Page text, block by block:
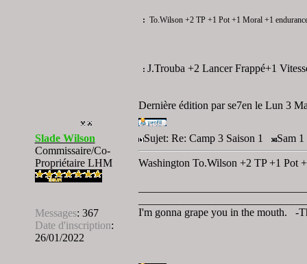
: To.Wilson +2 TP +1 Pot +1 Moral +1
: J.Trouba +2 Lancer Frappé+1
Dernière édition par se7en le Lun 3
Slade Wilson
Commissaire/Co-
Propriétaire LHM
Messages: 367
Date d'inscription:
26/01/2022
Sujet: Re: Camp 3 Saison 1 Sam
Washington To.Wilson +2 TP +1 Pot
I'm gonna grape you in the mouth. -